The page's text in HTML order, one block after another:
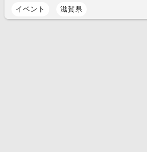
イベント 滋賀県